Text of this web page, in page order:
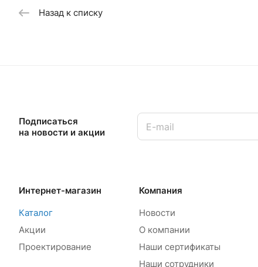
Назад к списку
Подписаться
на новости и акции
Интернет-магазин
Каталог
Акции
Проектирование
Компания
Новости
О компании
Наши сертификаты
Наши сотрудники